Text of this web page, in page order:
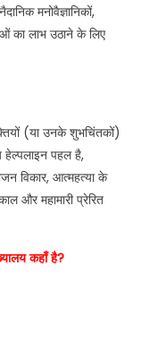
मनोवैज्ञानिकों,
का लाभ उठाने के लिए
(या उनके शुभचिंतकों)
हेल्पलाइन पहल है,
विकार, आत्महत्या के
और महामारी प्रेरित
कहाँ है?